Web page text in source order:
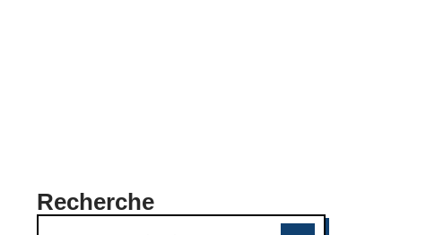
Recherche